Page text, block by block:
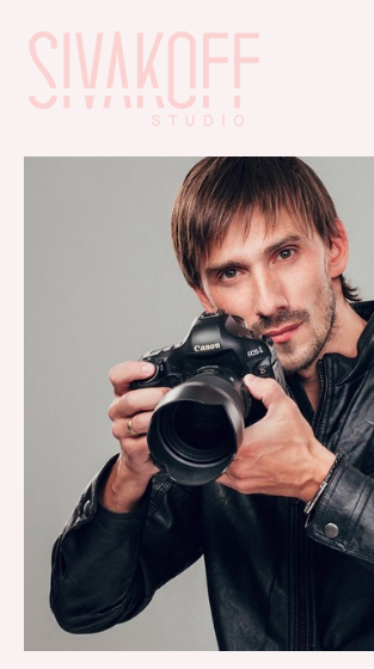
PORTFOLIO
WEDDING
WEDDING STORIES
FEEDBACK